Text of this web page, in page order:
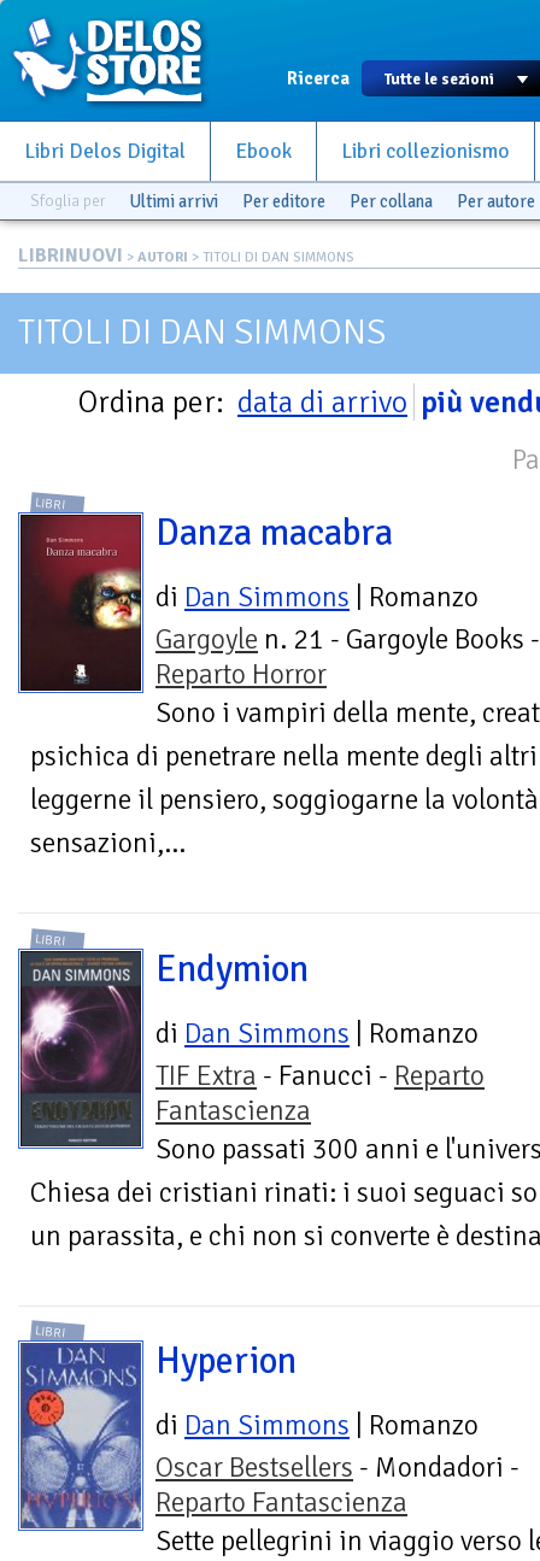
Ricerca
Libri Delos Digital Ebook Libri collezionismo
Sfoglia per Ultimi arrivi Per editore Per collana Per autore
LIBRINUOVI > AUTORI > TITOLI DI DAN SIMMONS
TITOLI DI DAN SIMMONS
Ordina per: data di arrivo più
LIBRI
Danza macabra
di Dan Simmons | Romanzo
Gargoyle n. 21 - Gargoyle Books -
Reparto Horror
Sono i vampiri della mente,
psichica di penetrare nella mente degli
leggerne il pensiero, soggiogarne la
sensazioni,...
LIBRI
Endymion
di Dan Simmons | Romanzo
TIF Extra - Fanucci - Reparto
Fantascienza
Sono passati 300 anni e
Chiesa dei cristiani rinati: i suoi seguaci
un parassita, e chi non si converte è
LIBRI
Hyperion
di Dan Simmons | Romanzo
Oscar Bestsellers - Mondadori -
Reparto Fantascienza
Sette pellegrini in viaggio verso